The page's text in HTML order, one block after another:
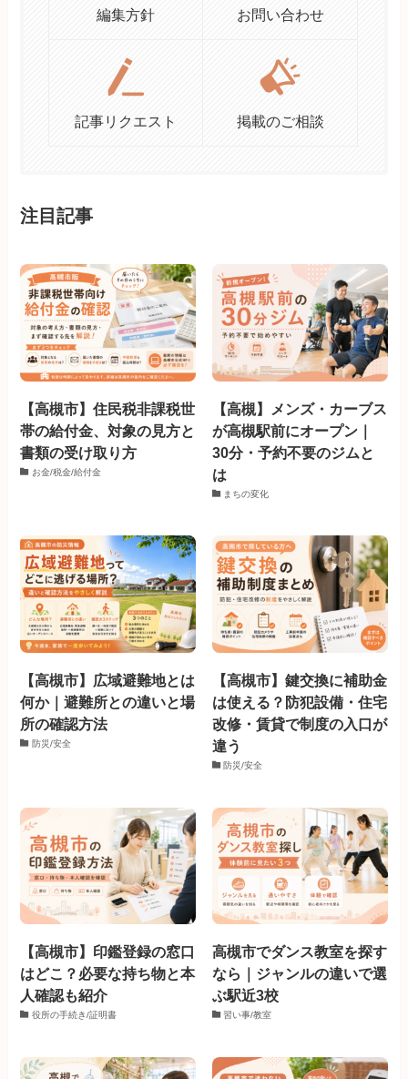
編集方針 お問い合わせ
記事リクエスト 掲載のご相談
注目記事
【高槻市】住民税非課税世
帯の給付金、対象の見方と
書類の受け取り方
お金/税金/給付金
【高槻】メンズ・カーブス
が高槻駅前にオープン｜
30分・予約不要のジムと
は
まちの変化
【高槻市】広域避難地とは
何か｜避難所との違いと場
所の確認方法
防災/安全
【高槻市】鍵交換に補助金
は使える？防犯設備・住宅
改修・賃貸で制度の入口が
違う
防災/安全
【高槻市】印鑑登録の窓口
はどこ？必要な持ち物と本
人確認も紹介
役所の手続き/証明書
高槻市でダンス教室を探す
なら｜ジャンルの違いで選
ぶ駅近3校
習い事/教室